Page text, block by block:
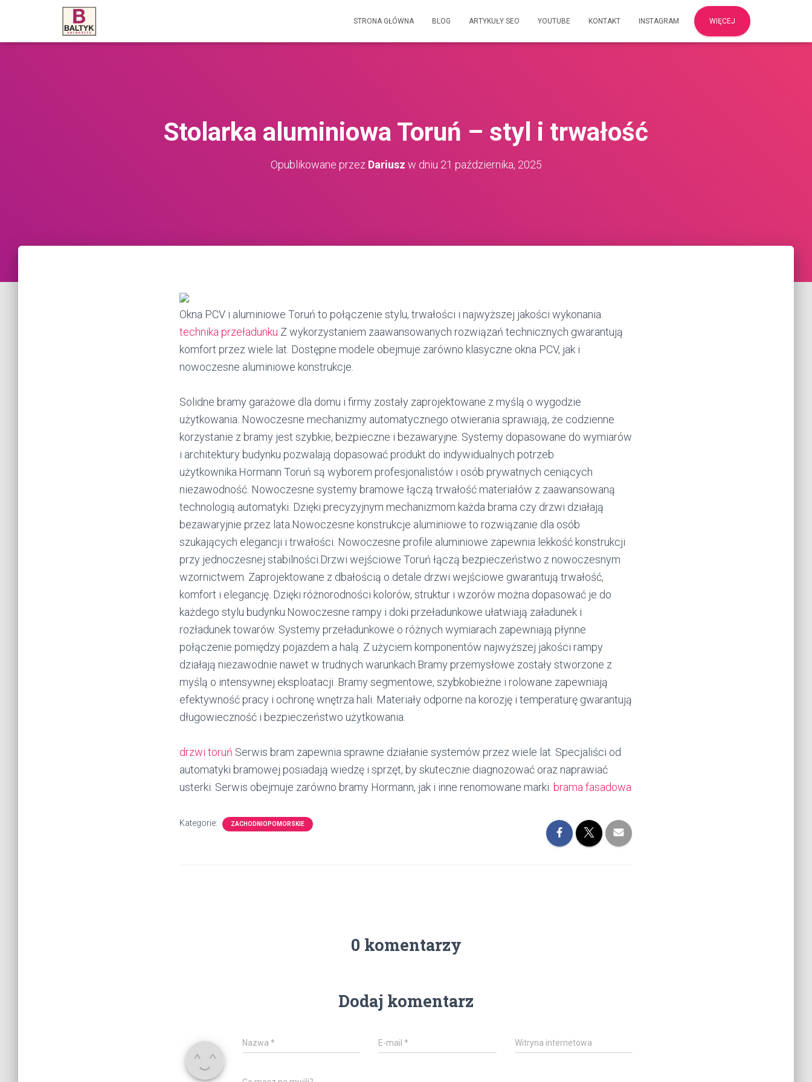
STRONA GŁÓWNA BLOG ARTYKUŁY SEO YOUTUBE KONTAKT INSTAGRAM WIĘCEJ
Stolarka aluminiowa Toruń – styl i trwałość
Opublikowane przez Dariusz w dniu 21 października, 2025
Okna PCV i aluminiowe Toruń to połączenie stylu, trwałości i najwyższej jakości wykonania.
technika przeładunku Z wykorzystaniem zaawansowanych rozwiązań technicznych gwarantują
komfort przez wiele lat. Dostępne modele obejmuje zarówno klasyczne okna PCV, jak i
nowoczesne aluminiowe konstrukcje.
Solidne bramy garażowe dla domu i firmy zostały zaprojektowane z myślą o wygodzie
użytkowania. Nowoczesne mechanizmy automatycznego otwierania sprawiają, że codzienne
korzystanie z bramy jest szybkie, bezpieczne i bezawaryjne. Systemy dopasowane do wymiarów
i architektury budynku pozwalają dopasować produkt do indywidualnych potrzeb
użytkownika.Hormann Toruń są wyborem profesjonalistów i osób prywatnych ceniących
niezawodność. Nowoczesne systemy bramowe łączą trwałość materiałów z zaawansowaną
technologią automatyki. Dzięki precyzyjnym mechanizmom każda brama czy drzwi działają
bezawaryjnie przez lata.Nowoczesne konstrukcje aluminiowe to rozwiązanie dla osób
szukających elegancji i trwałości. Nowoczesne profile aluminiowe zapewnia lekkość konstrukcji
przy jednoczesnej stabilności.Drzwi wejściowe Toruń łączą bezpieczeństwo z nowoczesnym
wzornictwem. Zaprojektowane z dbałością o detale drzwi wejściowe gwarantują trwałość,
komfort i elegancję. Dzięki różnorodności kolorów, struktur i wzorów można dopasować je do
każdego stylu budynku.Nowoczesne rampy i doki przeładunkowe ułatwiają załadunek i
rozładunek towarów. Systemy przeładunkowe o różnych wymiarach zapewniają płynne
połączenie pomiędzy pojazdem a halą. Z użyciem komponentów najwyższej jakości rampy
działają niezawodnie nawet w trudnych warunkach.Bramy przemysłowe zostały stworzone z
myślą o intensywnej eksploatacji. Bramy segmentowe, szybkobieżne i rolowane zapewniają
efektywność pracy i ochronę wnętrza hali. Materiały odporne na korozję i temperaturę gwarantują
długowieczność i bezpieczeństwo użytkowania.
drzwi toruń Serwis bram zapewnia sprawne działanie systemów przez wiele lat. Specjaliści od
automatyki bramowej posiadają wiedzę i sprzęt, by skutecznie diagnozować oraz naprawiać
usterki. Serwis obejmuje zarówno bramy Hormann, jak i inne renomowane marki. brama fasadowa
Kategorie: ZACHODNIOPOMORSKIE
0 komentarzy
Dodaj komentarz
Nazwa * E-mail* Witryna internetowa